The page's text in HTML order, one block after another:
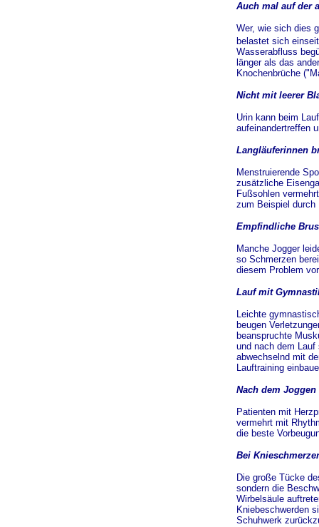
Auch mal auf der
Wer, wie sich dies
belastet sich
Wasserabfluss
länger als das
Knochenbrüche
Nicht mit leerer
Urin kann beim
aufeinandertreffen
Langläuferinnen
Menstruierende
zusätzliche
Fußsohlen
zum Beispiel durch
Empfindliche
Manche Jogger
so Schmerzen
diesem Problem
Lauf mit
Leichte
beugen
beanspruchte
und nach dem
abwechselnd mit
Lauftraining
Nach dem Joggen
Patienten mit
vermehrt mit
die beste
Bei
Die große Tücke
sondern die
Wirbelsäule
Kniebeschwerden
Schuhwerk